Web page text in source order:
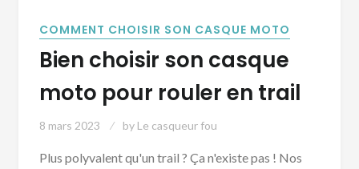
COMMENT CHOISIR SON CASQUE MOTO
Bien choisir son casque
moto pour rouler en trail
8 mars 2023 by Le casqueur fou
Plus polyvalent qu'un trail ? Ça n'existe pas ! Nos